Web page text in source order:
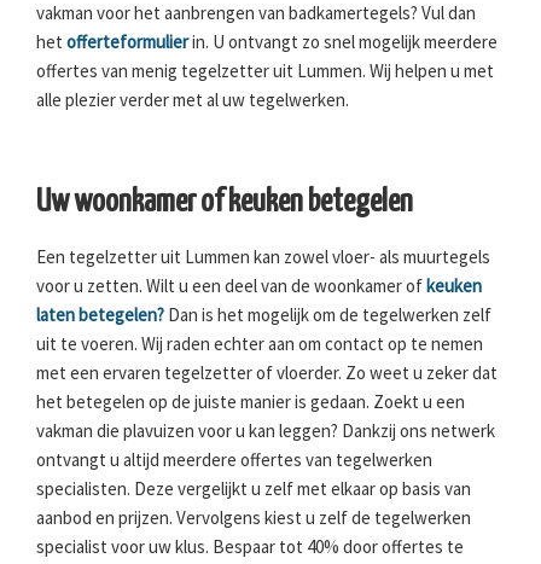
vakman voor het aanbrengen van badkamertegels? Vul dan
het offerteformulierin. U ontvangt zo snel mogelijk meerdere
offertes van menig tegelzetter uit Lummen. Wij helpen u met
alle plezier verder met al uw tegelwerken.
Uw woonkamer of keuken betegelen
Een tegelzetter uit Lummen kan zowel vloer- als muurtegels
voor u zetten. Wilt u een deel van de woonkamer of keuken
laten betegelen? Dan is het mogelijk om de tegelwerken zelf
uit te voeren. Wij raden echter aan om contact op te nemen
met een ervaren tegelzetter of vloerder. Zo weet u zeker dat
het betegelen op de juiste manier is gedaan. Zoekt u een
vakman die plavuizen voor u kan leggen? Dankzij ons netwerk
ontvangt u altijd meerdere offertes van tegelwerken
specialisten. Deze vergelijkt u zelf met elkaar op basis van
aanbod en prijzen. Vervolgens kiest u zelf de tegelwerken
specialist voor uw klus. Bespaar tot 40% door offertes te